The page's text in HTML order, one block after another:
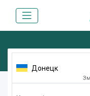
Донецк